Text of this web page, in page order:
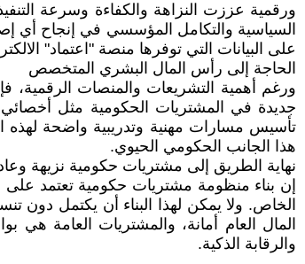
ورقمية عززت النزاهة والكفاءة وسرعة
السياسية والتكامل المؤسسي في إنجاح أي
على البيانات التي توفرها منصة "اعتماد"
الحاجة إلى رأس المال البشري المتخصص
ورغم أهمية التشريعات والمنصات
جديدة في المشتريات الحكومية مثل
تأسيس مسارات مهنية وتدريبية واضحة لهذه
هذا الجانب الحكومي الحيوي.
نهاية الطريق إلى مشتريات حكومية نزيهة
إن بناء منظومة مشتريات حكومية تعتمد على
الخاص. ولا يمكن لهذا البناء أن يكتمل دون
المال العام أمانة، والمشتريات العامة
والرقابة الذكية.